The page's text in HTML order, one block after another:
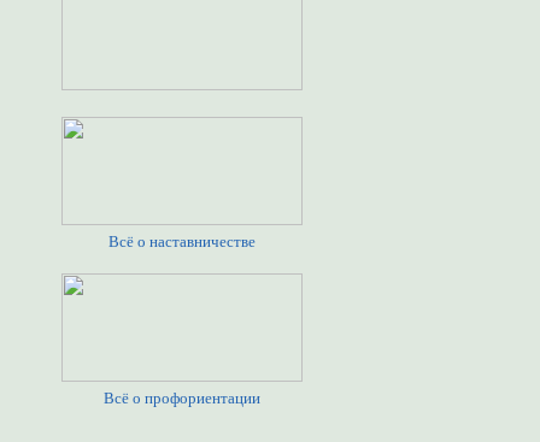
Всё о наставничестве
Всё о профориентации